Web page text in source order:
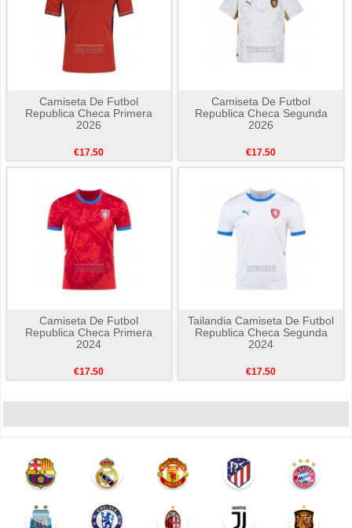
Camiseta De Futbol
Republica Checa Primera
2026
€17.50
Camiseta De Futbol
Republica Checa Segunda
2026
€17.50
Camiseta De Futbol
Republica Checa Primera
2024
€17.50
Tailandia Camiseta De Futbol
Republica Checa Segunda
2024
€17.50